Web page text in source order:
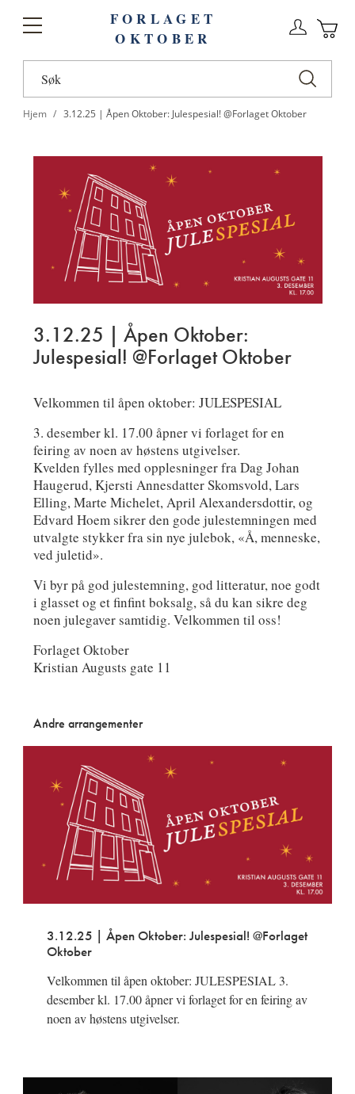
Toggle
FORLAGET
OKTOBER
Hjem 3.12.25 | Åpen Oktober: Julespesial! @Forlaget Oktober
3.12.25 | Åpen Oktober:
Julespesial! @Forlaget Oktober
Velkommen til åpen oktober: JULESPESIAL
3. desember kl. 17.00 åpner vi forlaget for en
feiring av noen av høstens utgivelser.
Kvelden fylles med opplesninger fra Dag Johan
Haugerud, Kjersti Annesdatter Skomsvold, Lars
Elling, Marte Michelet, April Alexandersdottir, og
Edvard Hoem sikrer den gode julestemningen med
utvalgte stykker fra sin nye julebok, «Å, menneske,
ved juletid».
Vi byr på god julestemning, god litteratur, noe godt
i glasset og et finfint boksalg, så du kan sikre deg
noen julegaver samtidig. Velkommen til oss!
Forlaget Oktober
Kristian Augusts gate 11
Andre arrangementer
3.12.25 | Åpen Oktober: Julespesial! @Forlaget
Oktober
Velkommen til åpen oktober: JULESPESIAL 3.
desember kl. 17.00 åpner vi forlaget for en feiring av
noen av høstens utgivelser.